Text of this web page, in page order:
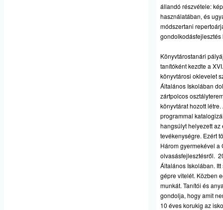
állandó részvétele:
használatában, és
módszertani
Könyvtárostanári
tanítóként kezdte a
könyvtárosi oklevelet
Általános Iskolában
zártpolcos
könyvtárat hozott
programmal
hangsúlyt helyezett
tevékenységre. Ezért
Három gyermekével a
olvasásfejlesztésről.
Általános Iskolában.
gépre vitelét. Közben
munkát. Tanítói és
gondolja, hogy amit
10 éves korukig az